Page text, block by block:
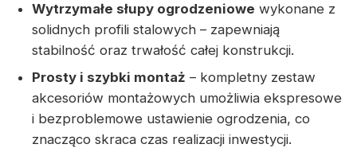
Wytrzymałe słupy ogrodzeniowe wykonane z
solidnych profili stalowych – zapewniają
stabilność oraz trwałość całej konstrukcji.
Prosty i szybki montaż – kompletny zestaw
akcesoriów montażowych umożliwia ekspresowe
i bezproblemowe ustawienie ogrodzenia, co
znacząco skraca czas realizacji inwestycji.